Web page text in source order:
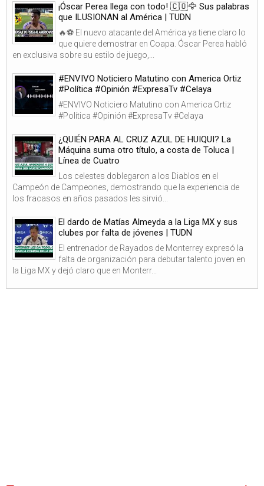
¡Óscar Perea llega con todo! 🇨🇴🦅 Sus palabras
que ILUSIONAN al América | TUDN
🔥⚽ El nuevo atacante del América ya tiene claro lo
que quiere demostrar en Coapa. Óscar Perea habló
en exclusiva sobre su estilo de juego,...
#ENVIVO Noticiero Matutino con America Ortiz
#Política #Opinión #ExpresaTv #Celaya
#ENVIVO Noticiero Matutino con America Ortiz
#Política #Opinión #ExpresaTv #Celaya
¿QUIÉN PARA AL CRUZ AZUL DE HUIQUI? La
Máquina suma otro título, a costa de Toluca |
Línea de Cuatro
Los celestes doblegaron a los Diablos en el
Campeón de Campeones, demostrando que la experiencia de
los fracasos en años pasados les sirvió...
El dardo de Matías Almeyda a la Liga MX y sus
clubes por falta de jóvenes | TUDN
El entrenador de Rayados de Monterrey expresó la
falta de organización para debutar talento joven en
la Liga MX y dejó claro que en Monterr...